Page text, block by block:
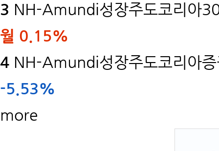
3 NH-Amundi성장주도코리아
월 0.15%
4 NH-Amundi성장주도코리아
-5.53%
more